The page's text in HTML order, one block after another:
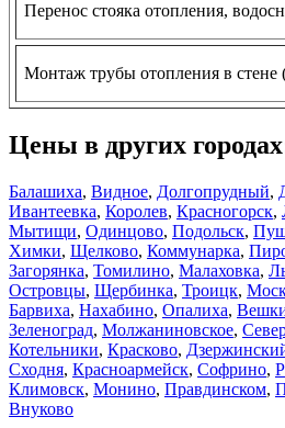
Перенос стояка отопления,
Монтаж трубы отопления в стене
Цены в других
Балашиха, Видное, Долгопрудный,
Ивантеевка, Королев, Красногорск,
Мытищи, Одинцово, Подольск,
Химки, Щелково, Коммунарка,
Загорянка, Томилино, Малаховка,
Островцы, Щербинка, Троицк,
Барвиха, Нахабино, Опалиха,
Зеленоград, Молжаниновское,
Котельники, Красково,
Сходня, Красноармейск, Софрино,
Климовск, Монино, Правдинском,
Внуково